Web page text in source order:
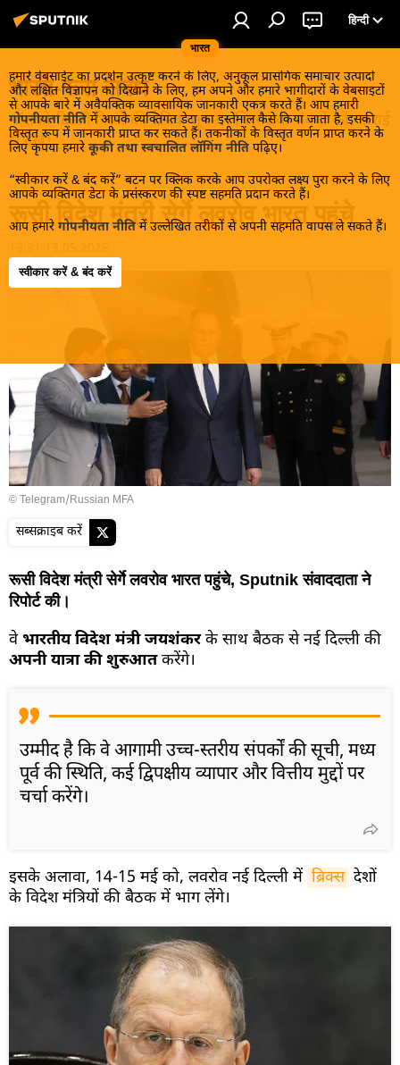
भारत
हिन्दी
हमारे वेबसाईट का प्रदर्शन उत्कृष्ट करने के लिए, अनुकूल प्रासंगिक समाचार उत्पादों
और लक्षित विज्ञापन को दिखाने के लिए, हम अपने और हमारे भागीदारों के वेबसाइटों
से आपके बारे में अवैयक्तिक व्यावसायिक जानकारी एकत्र करते हैं। आप हमारी
गोपनीयता नीति में आपके व्यक्तिगत डेटा का इस्तेमाल कैसे किया जाता है, इसकी
विस्तृत रूप में जानकारी प्राप्त कर सकते हैं। तकनीकों के विस्तृत वर्णन प्राप्त करने के
लिए कृपया हमारे कूकी तथा स्वचालित लॉगिंग नीति पढ़िए।
“स्वीकार करें & बंद करें” बटन पर क्लिक करके आप उपरोक्त लक्ष्य पुरा करने के लिए
आपके व्यक्तिगत डेटा के प्रसंस्करण की स्पष्ट सहमति प्रदान करते हैं।
आप हमारे गोपनीयता नीति में उल्लेखित तरीकों से अपनी सहमति वापस ले सकते हैं।
स्वीकार करें & बंद करें
भारत-रूस संबंध
मॉसको-दिल्ली रिश्तों की दैनिक सूचना। चिरस्थायी संबंधों को गहराई
से देखें!
रूसी विदेश मंत्री सेर्गे लवरोव भारत पहुंचे
© Telegram/Russian MFA
सब्सक्राइब करें
रूसी विदेश मंत्री सेर्गे लवरोव भारत पहुंचे, Sputnik संवाददाता ने
रिपोर्ट की।
वेभारतीय विदेश मंत्री जयशंकरके साथ बैठक से नई दिल्ली की
अपनी यात्रा की शुरुआतकरेंगे।
उम्मीद है कि वे आगामी उच्च-स्तरीय संपर्कों की सूची, मध्य
पूर्व की स्थिति, कई द्विपक्षीय व्यापार और वित्तीय मुद्दों पर
चर्चा करेंगे।
इसके अलावा, 14-15 मई को, लवरोव नई दिल्ली में ब्रिक्स देशों
के विदेश मंत्रियों की बैठक में भाग लेंगे।